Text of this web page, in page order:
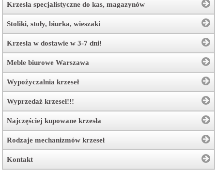
Krzesła specjalistyczne do kas, magazynów
Stoliki, stoły, biurka, wieszaki
Krzesła w dostawie w 3-7 dni!
Meble biurowe Warszawa
Wypożyczalnia krzeseł
Wyprzedaż krzeseł!!!
Najczęściej kupowane krzesła
Rodzaje mechanizmów krzeseł
Kontakt